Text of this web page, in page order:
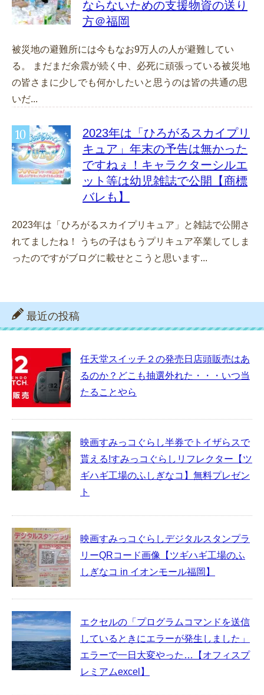
ならないための支援物資の送り
方＠福岡
被災地の避難所には今もなお9万人の人が避難してい
る。 まだまだ余震が続く中、必死に頑張っている被災地
の皆さまに少しでも何かしたいと思うのは皆の共通の思
いだ...
2023年は「ひろがるスカイプリ
キュア」年末の予告は無かった
ですねぇ！キャラクターシルエ
ット等は幼児雑誌で公開【商標
バレも】
2023年は「ひろがるスカイプリキュア」と雑誌で公開さ
れてましたね！ うちの子はもうプリキュア卒業してしま
ったのですがブログに載せとこうと思います...
最近の投稿
任天堂スイッチ２の発売日店頭販売はあ
るのか？どこも抽選外れた・・・いつ当
たることやら
映画すみっコぐらし半券でトイザらスで
貰える!すみっコぐらしリフレクター【ツ
ギハギ工場のふしぎなコ】無料プレゼン
ト
映画すみっコぐらしデジタルスタンプラ
リーQRコード画像【ツギハギ工場のふ
しぎなコ in イオンモール福岡】
エクセルの「プログラムコマンドを送信
しているときにエラーが発生しました」
エラーで一日大変やった…【オフィスプ
レミアムexcel】